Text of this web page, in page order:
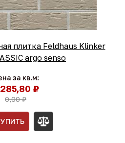
плитка Feldhaus Klinker
argo senso
за кв.м:
₽
0,00 ₽